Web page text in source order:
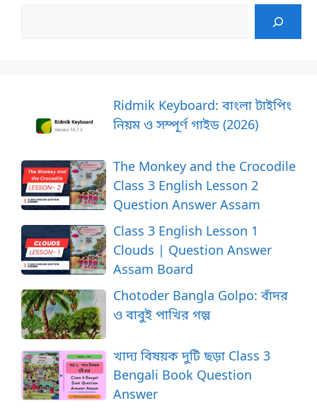
Ridmik Keyboard: বাংলা টাইপিং
নিয়ম ও সম্পূর্ণ গাইড (2026)
The Monkey and the Crocodile
Class 3 English Lesson 2
Question Answer Assam
Class 3 English Lesson 1
Clouds | Question Answer
Assam Board
Chotoder Bangla Golpo: বাঁদর
ও বাবুই পাখির গল্প
খাদ্য বিষয়ক দুটি ছড়া Class 3
Bengali Book Question
Answer